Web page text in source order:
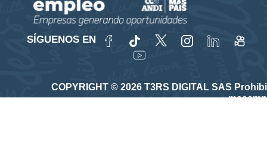
SÍGUENOS EN
COPYRIGHT © 2026 T3RS DIGITAL SAS